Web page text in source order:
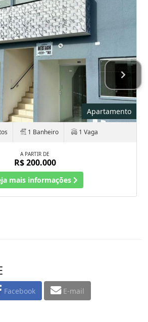
Apartamento
1 Banheiro 1 Vaga
A PARTIR DE
R$ 200.000
mais informações
Facebook E-mail